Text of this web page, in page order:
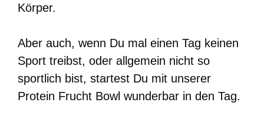
Körper.
Aber auch, wenn Du mal einen Tag keinen
Sport treibst, oder allgemein nicht so
sportlich bist, startest Du mit unserer
Protein Frucht Bowl wunderbar in den Tag.